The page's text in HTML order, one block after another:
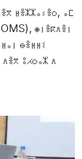
ⵍⴻⵣⵣⴰⵢⴻⵔ, ⴰⵎ
ⵙⵏⴻⴽⴷⴻⵏ
ⴱⴻⵍⵍⵉ
ⵓⵃⵔⴰⵣ ⴷ